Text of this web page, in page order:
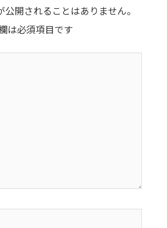
開されることはありません。
は必須項目です